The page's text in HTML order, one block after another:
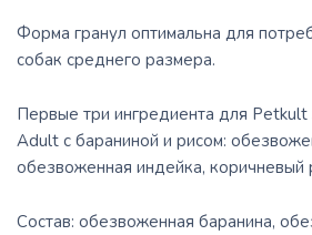
Форма гранул оптимальна для
собак среднего размера.
Первые три ингредиента для
Adult с бараниной и рисом:
обезвоженная индейка, коричневый
Состав: обезвоженная баранина,